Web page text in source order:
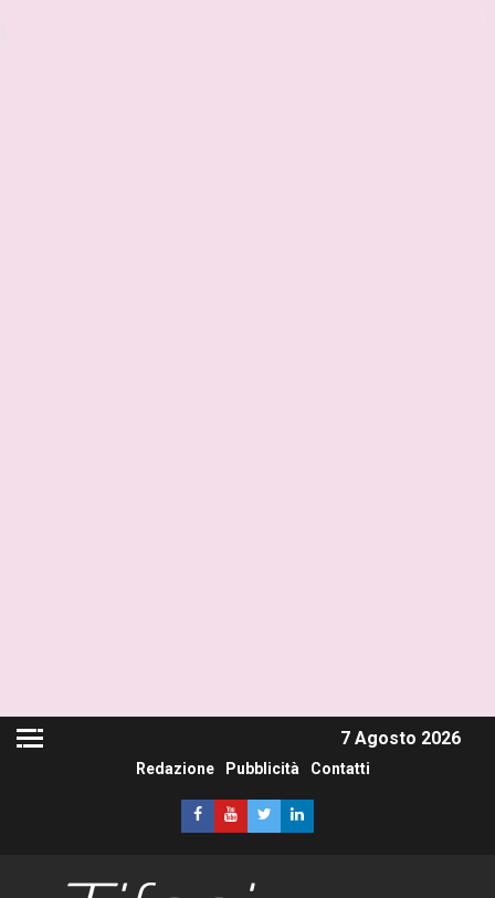
7 Agosto 2026
Redazione Pubblicità Contatti